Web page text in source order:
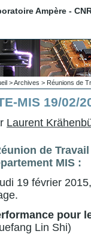
Ampère -
>Archives > Réunions de
MIS 19/02/
Laurent
de
MIS :
19 février
pour
Lin Shi)